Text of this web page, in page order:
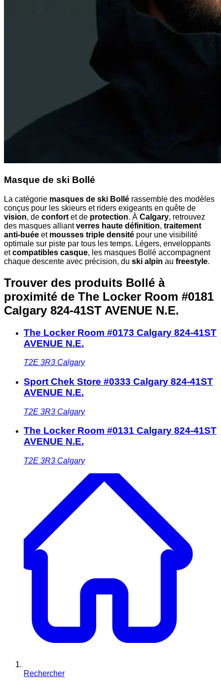
Masque de ski Bollé
La catégorie masques de ski Bollé rassemble des modèles
conçus pour les skieurs et riders exigeants en quête de
vision, de confort et de protection. À Calgary, retrouvez
des masques alliantverres haute définition, traitement
anti-buée et mousses triple densité pour une visibilité
optimale sur piste par tous les temps. Légers, enveloppants
etcompatibles casque, les masques Bollé accompagnent
chaque descente avec précision, du ski alpin au freestyle.
Trouver des produits Bollé à
proximité de The Locker Room #0181
Calgary 824-41ST AVENUE N.E.
The Locker Room #0173 Calgary 824-41ST
AVENUE N.E.
T2E 3R3 Calgary
Sport Chek Store #0333 Calgary 824-41ST
AVENUE N.E.
T2E 3R3 Calgary
The Locker Room #0131 Calgary 824-41ST
AVENUE N.E.
T2E 3R3 Calgary
Rechercher